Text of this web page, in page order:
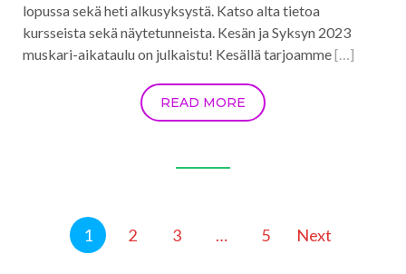
lopussa sekä heti alkusyksystä. Katso alta tietoa
kursseista sekä näytetunneista. Kesän ja Syksyn 2023
muskari-aikataulu on julkaistu! Kesällä tarjoamme[…]
READ MORE
Artikkelien
1 2 3 … 5 Next